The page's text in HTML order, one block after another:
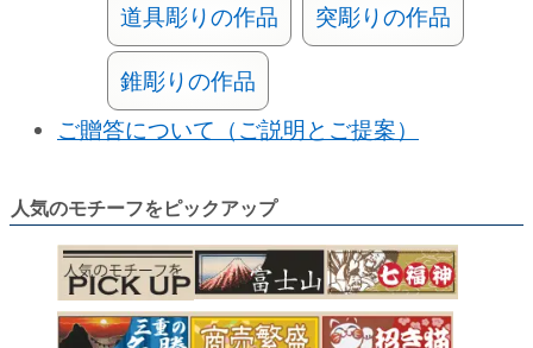
道具彫りの作品 突彫りの作品
錐彫りの作品
ご贈答について（ご説明とご提案）
人気のモチーフをピックアップ